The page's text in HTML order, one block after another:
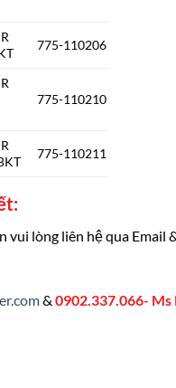
775-110206
775-110210
775-110211
vui lòng liên hệ qua Email
& 0902.337.066- Ms